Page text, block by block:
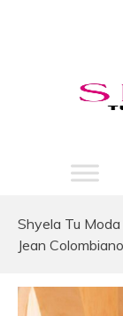
Shyela Tu
Jean